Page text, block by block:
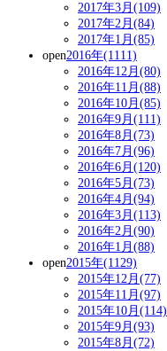
2017年3月(109)
2017年2月(84)
2017年1月(85)
open2016年(1111)
2016年12月(80)
2016年11月(88)
2016年10月(85)
2016年9月(111)
2016年8月(73)
2016年7月(96)
2016年6月(120)
2016年5月(73)
2016年4月(94)
2016年3月(113)
2016年2月(90)
2016年1月(88)
open2015年(1129)
2015年12月(77)
2015年11月(97)
2015年10月(114)
2015年9月(93)
2015年8月(72)